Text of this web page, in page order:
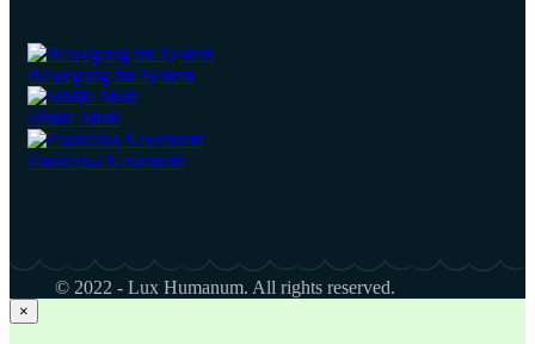
Bewegung im System
Sibille Muth
Franziska Neuenroth
© 2022 - Lux Humanum. All rights reserved.
×